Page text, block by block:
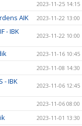
2023-11-25 14:15
AIK 2023-11-22 13:00
- IBK
2023-11-22 10:00
2023-11-16 10:45
2023-11-08 14:30
- IBK
2023-11-06 12:45
2023-11-06 08:00
2023-11-01 13:30